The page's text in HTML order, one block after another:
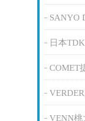
SANYO
日本TDK
COMET
VENN桃